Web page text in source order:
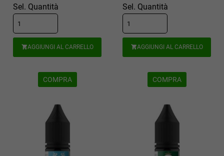
Sel. Quantità
AGGIUNGI AL CARRELLO
COMPRA
Sel. Quantità
AGGIUNGI AL CARRELLO
COMPRA